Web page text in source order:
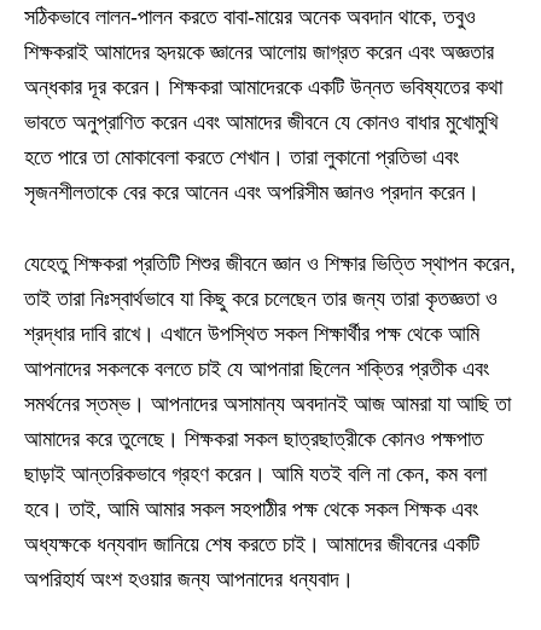
সঠিকভাবে লালন-পালন করতে বাবা-মায়ের অনেক অবদান থাকে, তবুও
শিক্ষকরাই আমাদের হৃদয়কে জ্ঞানের আলোয় জাগ্রত করেন এবং অজ্ঞতার
অন্ধকার দূর করেন। শিক্ষকরা আমাদেরকে একটি উন্নত ভবিষ্যতের কথা
ভাবতে অনুপ্রাণিত করেন এবং আমাদের জীবনে যে কোনও বাধার মুখোমুখি
হতে পারে তা মোকাবেলা করতে শেখান। তারা লুকানো প্রতিভা এবং
সৃজনশীলতাকে বের করে আনেন এবং অপরিসীম জ্ঞানও প্রদান করেন।
যেহেতু শিক্ষকরা প্রতিটি শিশুর জীবনে জ্ঞান ও শিক্ষার ভিত্তি স্থাপন করেন,
তাই তারা নিঃস্বার্থভাবে যা কিছু করে চলেছেন তার জন্য তারা কৃতজ্ঞতা ও
শ্রদ্ধার দাবি রাখে। এখানে উপস্থিত সকল শিক্ষার্থীর পক্ষ থেকে আমি
আপনাদের সকলকে বলতে চাই যে আপনারা ছিলেন শক্তির প্রতীক এবং
সমর্থনের স্তম্ভ। আপনাদের অসামান্য অবদানই আজ আমরা যা আছি তা
আমাদের করে তুলেছে। শিক্ষকরা সকল ছাত্রছাত্রীকে কোনও পক্ষপাত
ছাড়াই আন্তরিকভাবে গ্রহণ করেন। আমি যতই বলি না কেন, কম বলা
হবে। তাই, আমি আমার সকল সহপাঠীর পক্ষ থেকে সকল শিক্ষক এবং
অধ্যক্ষকে ধন্যবাদ জানিয়ে শেষ করতে চাই। আমাদের জীবনের একটি
অপরিহার্য অংশ হওয়ার জন্য আপনাদের ধন্যবাদ।